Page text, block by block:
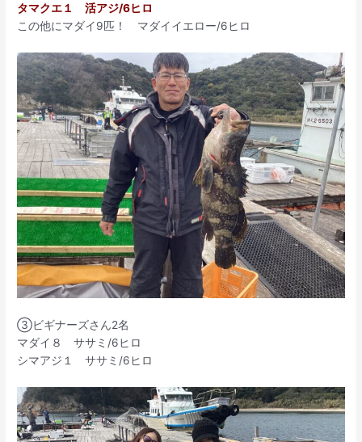
タマクエ１ 活アジ/6ヒロ
この他にマダイ9匹！ マダイイエロー/6ヒロ
③ビギナーズさん2名
マダイ８ ササミ/6ヒロ
シマアジ１ ササミ/6ヒロ